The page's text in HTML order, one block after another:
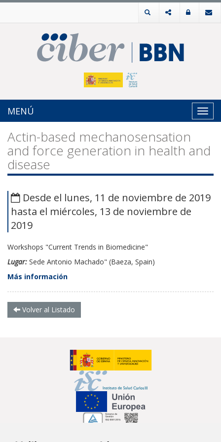
MENÚ
Actin-based mechanosensation
and force generation in health and
disease
Desde el lunes, 11 de noviembre de 2019
hasta el miércoles, 13 de noviembre de
2019
Workshops "Current Trends in Biomedicine"
Lugar: Sede Antonio Machado" (Baeza, Spain)
Más información
Volver al Listado